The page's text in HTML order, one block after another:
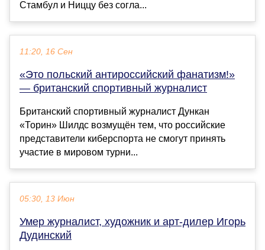
Стамбул и Ниццу без согла...
11:20, 16 Сен
«Это польский антироссийский фанатизм!»
— британский спортивный журналист
Британский спортивный журналист Дункан
«Торин» Шилдс возмущён тем, что российские
представители киберспорта не смогут принять
участие в мировом турни...
05:30, 13 Июн
Умер журналист, художник и арт-дилер Игорь
Дудинский